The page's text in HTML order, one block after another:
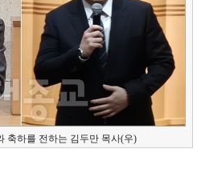
축하를 전하는 김두만 목사(우)